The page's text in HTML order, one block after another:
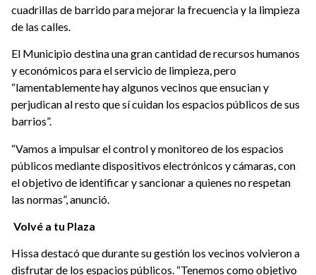
cuadrillas de barrido para mejorar la frecuencia y la limpieza
de las calles.
El Municipio destina una gran cantidad de recursos humanos
y económicos para el servicio de limpieza, pero
“lamentablemente hay algunos vecinos que ensucian y
perjudican al resto que sí cuidan los espacios públicos de sus
barrios”.
“Vamos a impulsar el control y monitoreo de los espacios
públicos mediante dispositivos electrónicos y cámaras, con
el objetivo de identificar y sancionar a quienes no respetan
las normas”, anunció.
Volvé a tu Plaza
Hissa destacó que durante su gestión los vecinos volvieron a
disfrutar de los espacios públicos. “Tenemos como objetivo